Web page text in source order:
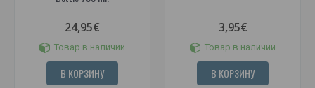
24,95€
Товар в наличии
В КОРЗИНУ
3,95€
Товар в наличии
В КОРЗИНУ